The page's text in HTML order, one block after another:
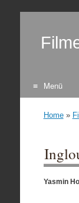
Menü
Home»
Yasmin